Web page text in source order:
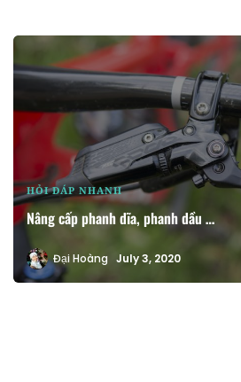
HỎI ĐÁP NHANH
Nâng cấp phanh dĩa, phanh dầu …
Đại Hoàng July 3, 2020